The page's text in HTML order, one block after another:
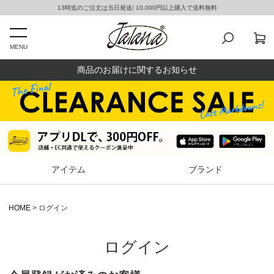
13時迄のご注文は当日発送/ 10,000円以上購入で送料無料
MENU
商品のお届けに関するお知らせ
アイテム ブランド
HOME ログイン
ログイン